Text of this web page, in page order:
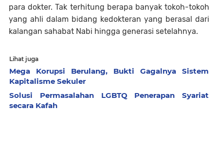
para dokter. Tak terhitung berapa banyak tokoh-tokoh
yang ahli dalam bidang kedokteran yang berasal dari
kalangan sahabat Nabi hingga generasi setelahnya.
Lihat juga
Mega Korupsi Berulang, Bukti Gagalnya Sistem
Kapitalisme Sekuler
Solusi Permasalahan LGBTQ Penerapan Syariat
secara Kafah